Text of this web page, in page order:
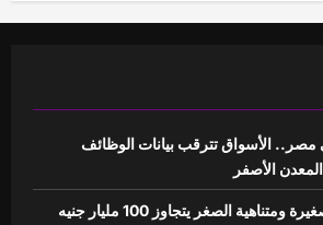
مصر.. الأسواق تترقب بيانات الوظائف
الأصفر
تمويل المشروعات الصغيرة ومتناهية الصغر يتجاوز 100 مليار جنيه